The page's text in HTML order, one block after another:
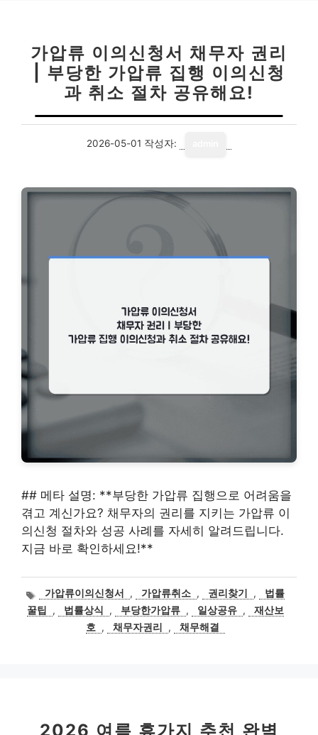
가압류 이의신청서 채무자 권리
| 부당한 가압류 집행 이의신청
과 취소 절차 공유해요!
2026-05-01 작성자:
## 메타 설명: **부당한 가압류 집행으로 어려움을
겪고 계신가요? 채무자의 권리를 지키는 가압류 이
의신청 절차와 성공 사례를 자세히 알려드립니다.
지금 바로 확인하세요!**
태
그
가압류이의신청서 , 가압류취소 , 권리찾기 ,
법률
꿀팁
, 법률상식 , 부당한가압류 , 일상공유 ,
재산보
호 , 채무자권리 , 채무해결
2026 여름 휴가지 추천 완벽